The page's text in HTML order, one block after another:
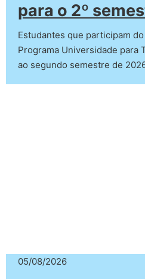
para o 2º
Estudantes que participam
Programa Universidade para
ao segundo semestre de
05/08/2026